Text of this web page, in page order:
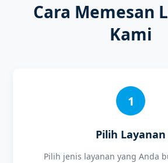
Cara Memesan
Kami
1
Pilih Layanan
Pilih jenis layanan yang Anda